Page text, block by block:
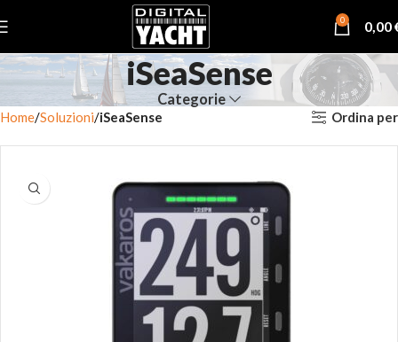
0 0,00
iSeaSense
Categorie
Home Soluzioni iSeaSense Ordina per